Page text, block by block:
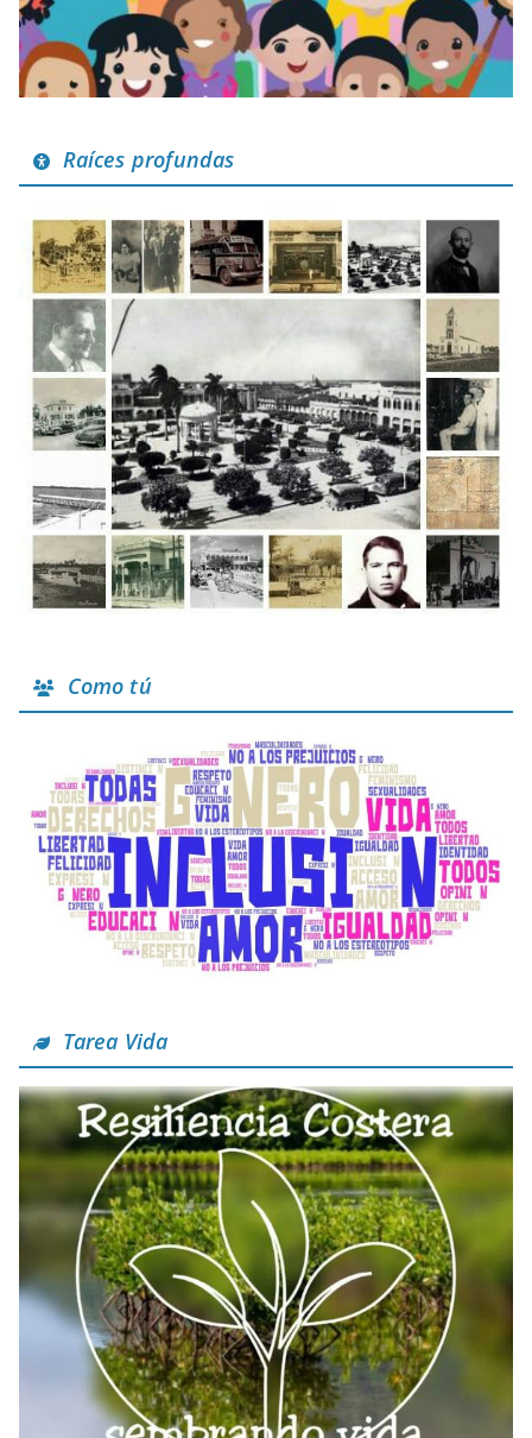
Raíces profundas
Como tú
Tarea Vida